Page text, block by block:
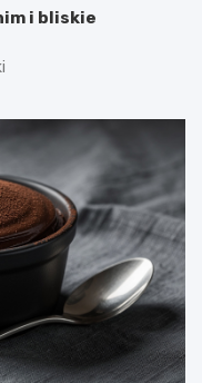
i bliskie